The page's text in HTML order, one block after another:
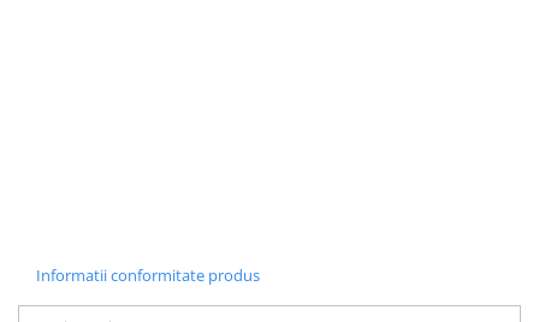
Informatii conformitate produs